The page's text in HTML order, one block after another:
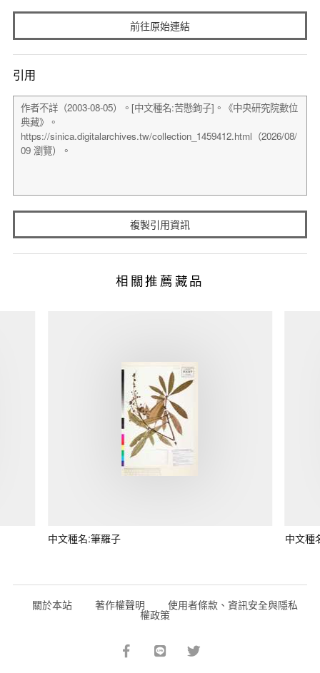
前往原始連結
引用
複製引用資訊
相關推薦藏品
中文種名:筆羅子 中文種
關於本站 著作權聲明 使用者條款、資訊安全與隱私
權政策